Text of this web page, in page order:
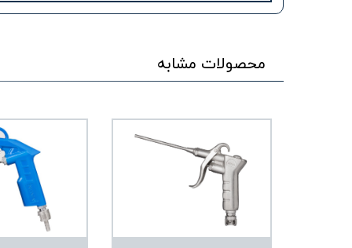
محصولات مشابه